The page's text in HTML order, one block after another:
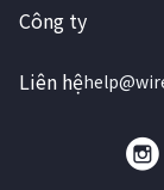
Công ty
Liên hệ